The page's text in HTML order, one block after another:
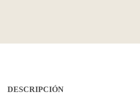
DESCRIPCIÓN